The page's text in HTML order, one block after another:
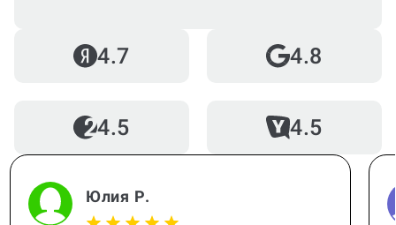
Как работает гарантия?
Когда и как нужно оплачивать
заказ?
4.7 4.8
4.5 4.5
Юлия Р.